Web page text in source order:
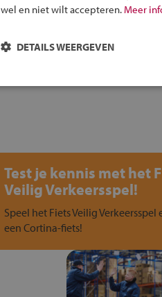
Test je kennis met het
Veilig Verkeersspel!
Speel het Fiets Veilig Verkeersspel
een Cortina-fiets!
wel en niet wilt accepteren. Meer
DETAILS WEERGEVEN